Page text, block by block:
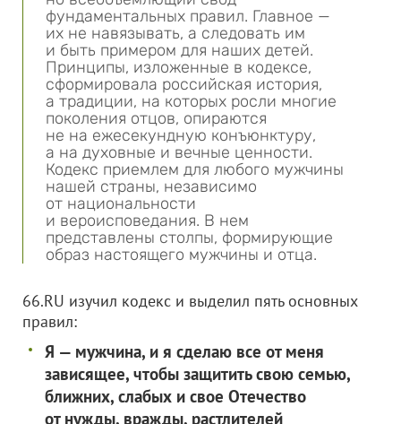
фундаментальных правил. Главное —
их не навязывать, а следовать им
и быть примером для наших детей.
Принципы, изложенные в кодексе,
сформировала российская история,
а традиции, на которых росли многие
поколения отцов, опираются
не на ежесекундную конъюнктуру,
а на духовные и вечные ценности.
Кодекс приемлем для любого мужчины
нашей страны, независимо
от национальности
и вероисповедания. В нем
представлены столпы, формирующие
образ настоящего мужчины и отца.
66.RU изучил кодекс и выделил пять основных
правил:
Я — мужчина, и я сделаю все от меня
зависящее, чтобы защитить свою семью,
ближних, слабых и свое Отечество
от нужды, вражды, растлителей